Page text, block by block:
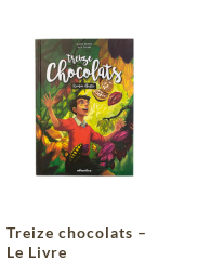
Treize chocolats –
Le Livre